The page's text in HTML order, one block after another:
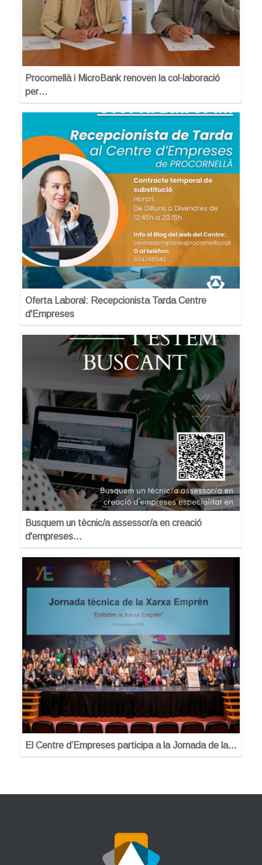
Procornellà i MicroBank renoven la col·laboració
per…
Oferta Laboral: Recepcionista Tarda Centre
d'Empreses
Busquem un tècnic/a assessor/a en creació
d'empreses…
El Centre d’Empreses participa a la Jornada de la…